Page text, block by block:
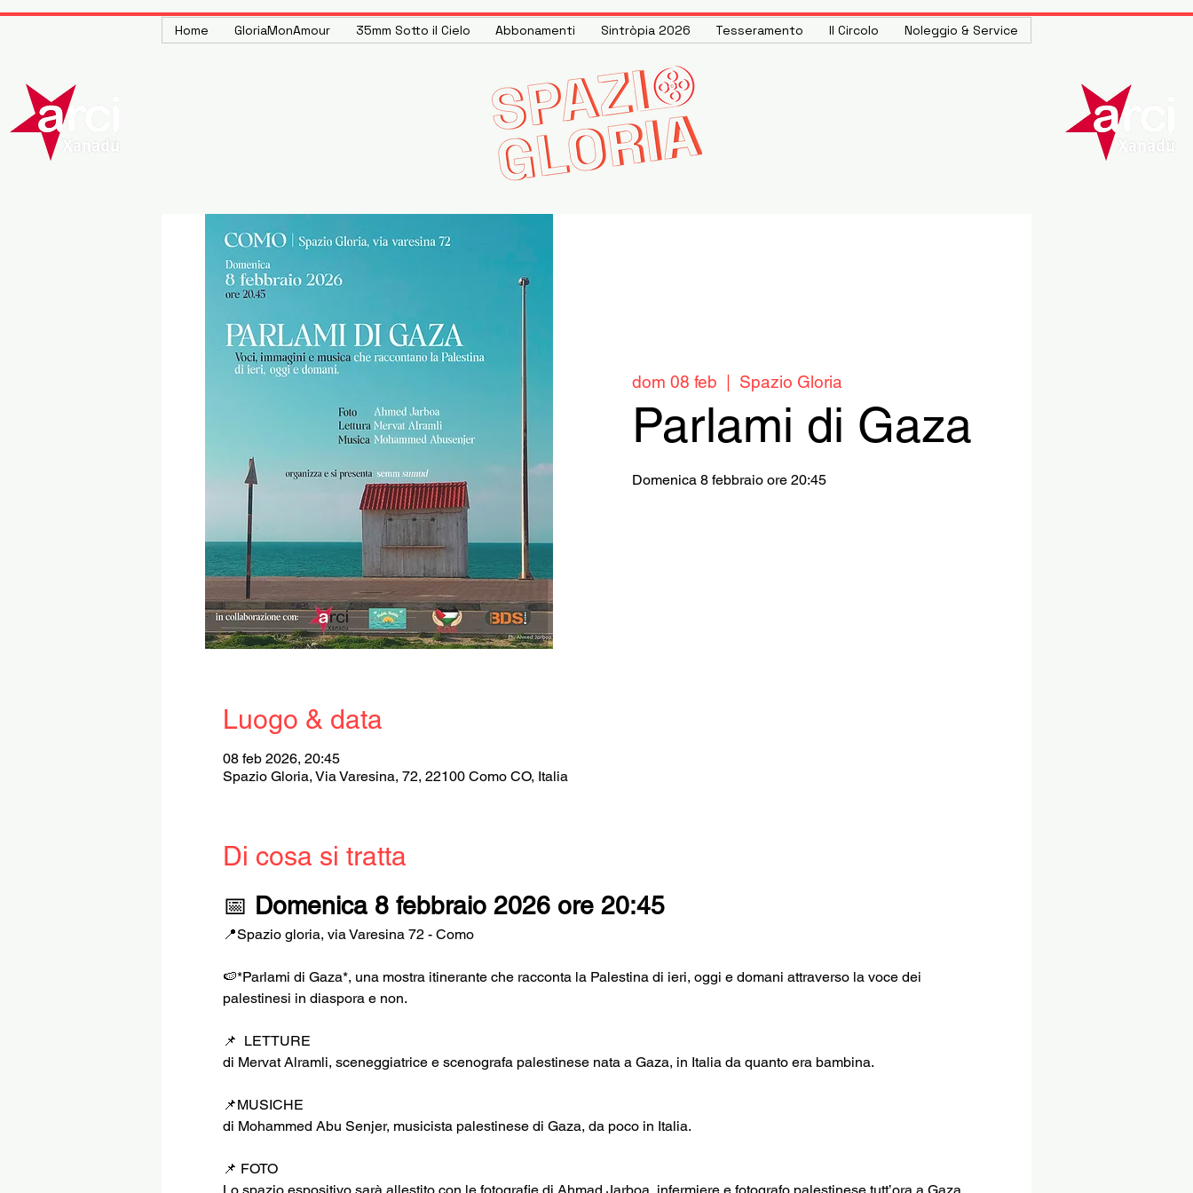
Home GloriaMonAmour 35mm Sotto il Cielo Abbonamenti Sintròpia 2026 Tesseramento Il Circolo Noleggio & Service
dom 08 feb Spazio Gloria
Parlami di Gaza
Domenica 8 febbraio ore 20:45
Luogo & data
08 feb 2026, 20:45
Spazio Gloria, Via Varesina, 72, 22100 Como CO, Italia
Di cosa si tratta
📅 Domenica 8 febbraio 2026 ore 20:45
📍Spazio gloria, via Varesina 72 - Como
🍉*Parlami di Gaza*, una mostra itinerante che racconta la Palestina di ieri, oggi e domani attraverso la voce dei
palestinesi in diaspora e non.
📌  LETTURE
di Mervat Alramli, sceneggiatrice e scenografa palestinese nata a Gaza, in Italia da quanto era bambina.
📌MUSICHE
di Mohammed Abu Senjer, musicista palestinese di Gaza, da poco in Italia.
📌 FOTO